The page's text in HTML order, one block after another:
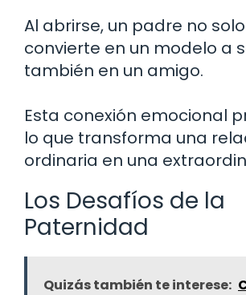
Al abrirse, un padre no
convierte en un modelo a
también en un amigo.
Esta conexión emocional
lo que transforma una
ordinaria en una
Los Desafíos de la
Paternidad
Quizás también te interese: